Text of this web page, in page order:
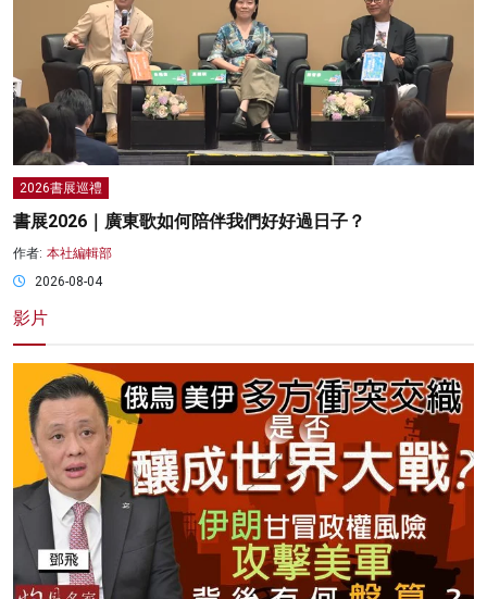
2026書展巡禮
書展2026｜廣東歌如何陪伴我們好好過日子？
作者: 本社編輯部
2026-08-04
影片